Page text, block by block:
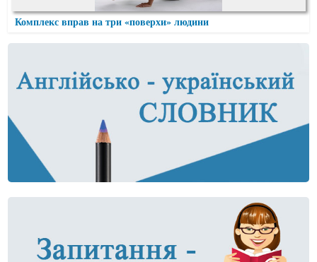
Комплекс вправ на три «поверхи» людини